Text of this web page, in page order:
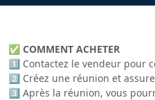
✅ COMMENT ACHETER
1️⃣ Contactez le vendeur pour
2️⃣ Créez une réunion et
3️⃣ Après la réunion, vous